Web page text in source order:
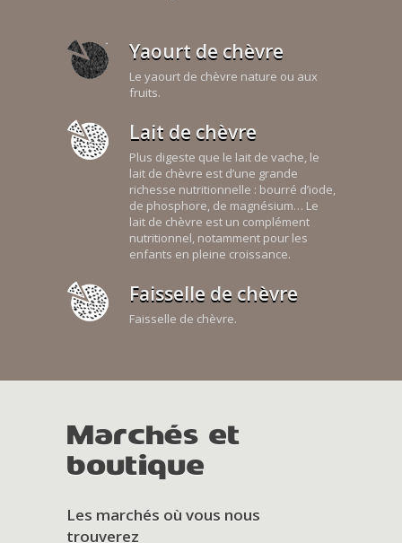
Yaourt de chèvre
Le yaourt de chèvre nature ou aux
fruits.
Lait de chèvre
Plus digeste que le lait de vache, le
lait de chèvre est d’une grande
richesse nutritionnelle : bourré d’iode,
de phosphore, de magnésium… Le
lait de chèvre est un complément
nutritionnel, notamment pour les
enfants en pleine croissance.
Faisselle de chèvre
Faisselle de chèvre.
Marchés et
boutique
Les marchés où vous nous
trouverez